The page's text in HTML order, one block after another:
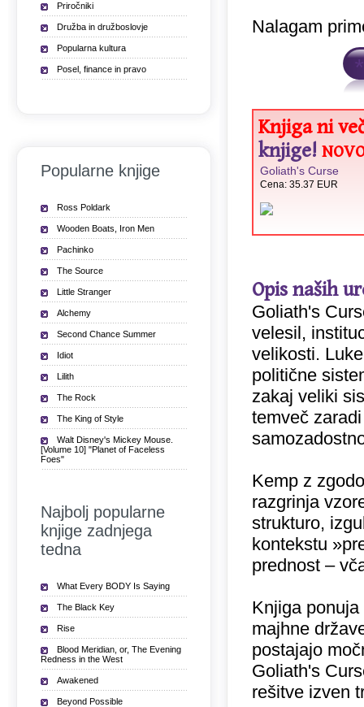
Nalagam
Knjiga ni
knjige!
Goliath's Curse
Cena: 35.37 EUR
Opis naših
Goliath's
velesil,
velikosti.
politične
zakaj veliki
temveč
Kemp z
razgrinja
strukturo,
kontekstu
prednost –
Knjiga
majhne
postajajo
Goliath's
rešitve izven
Priročniki
Družba in družboslovje
Popularna kultura
Posel, finance in pravo
Popularne knjige
Ross Poldark
Wooden Boats, Iron Men
Pachinko
The Source
Little Stranger
Alchemy
Second Chance Summer
Idiot
Lilith
The Rock
The King of Style
Walt Disney's Mickey Mouse.
[Volume 10] "Planet of Faceless
Foes"
Najbolj popularne
knjige zadnjega
tedna
What Every BODY Is Saying
The Black Key
Rise
Blood Meridian, or, The Evening
Redness in the West
Awakened
Beyond Possible